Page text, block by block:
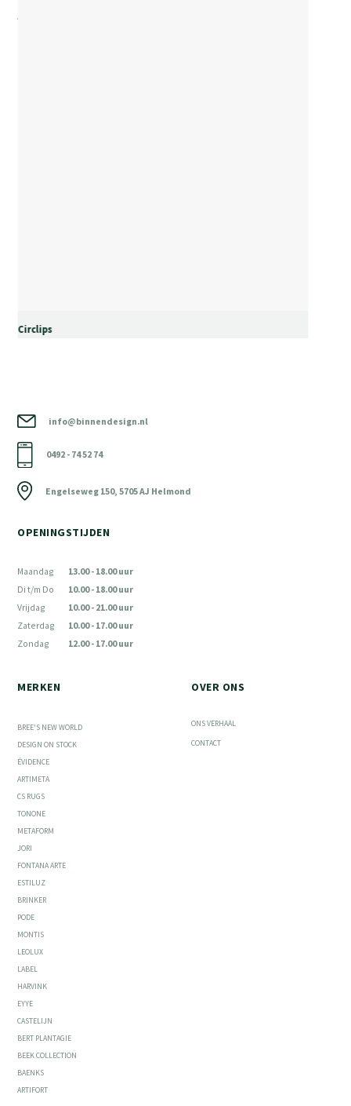
Circlips
info@binnendesign.nl
0492 - 74 52 74
Engelseweg 150, 5705 AJ Helmond
OPENINGSTIJDEN
Maandag
Di t/m Do
Vrijdag
Zaterdag
Zondag
13.00 - 18.00 uur
10.00 - 18.00 uur
10.00 - 21.00 uur
10.00 - 17.00 uur
12.00 - 17.00 uur
MERKEN
BREE'S NEW WORLD
DESIGN ON STOCK
ÉVIDENCE
ARTIMETA
CS RUGS
TONONE
METAFORM
JORI
FONTANA ARTE
ESTILUZ
BRINKER
PODE
MONTIS
LEOLUX
LABEL
HARVINK
EYYE
CASTELIJN
BERT PLANTAGIE
BEEK COLLECTION
BAENKS
ARTIFORT
OVER ONS
ONS VERHAAL
CONTACT